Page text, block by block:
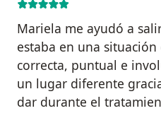
Mariela me ayudó a
estaba en una
correcta, puntual e
un lugar diferente
dar durante el